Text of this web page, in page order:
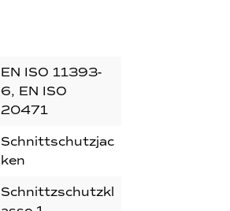
EN ISO 11393-
6, EN ISO
20471
Schnittschutzjac
ken
Schnittzschutzkl